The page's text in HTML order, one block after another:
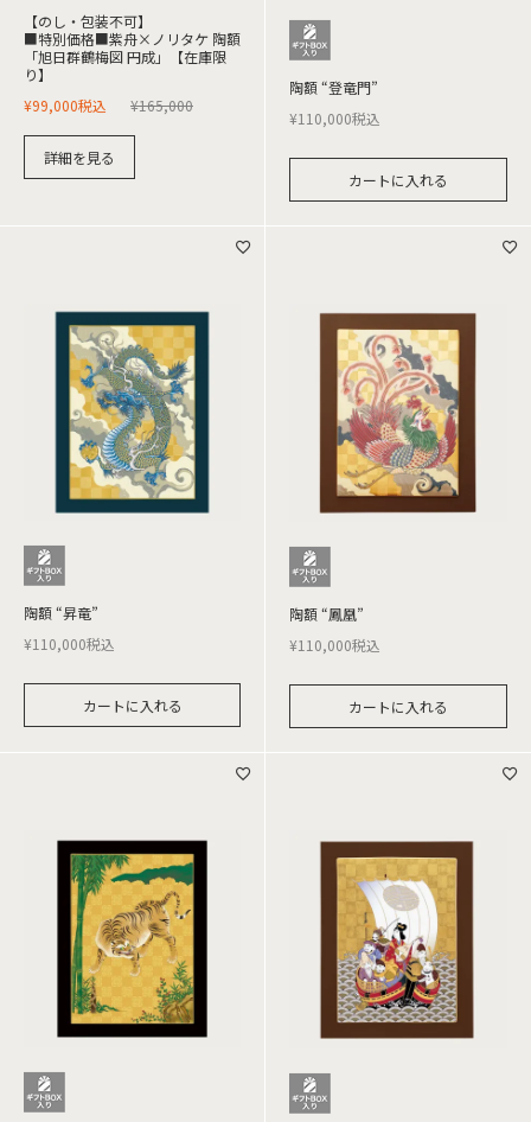
【のし・包装不可】
■特別価格■紫舟×ノリタケ 陶額
「旭日群鶴梅図 円成」【在庫限
り】
¥165,000
¥99,000税込
詳細を見る
陶額 “登竜門”
¥110,000税込
カートに入れる
陶額 “昇竜”
¥110,000税込
カートに入れる
陶額 “鳳凰”
¥110,000税込
カートに入れる